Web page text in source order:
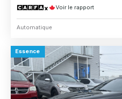
Voir le rapport
Automatique
Essence